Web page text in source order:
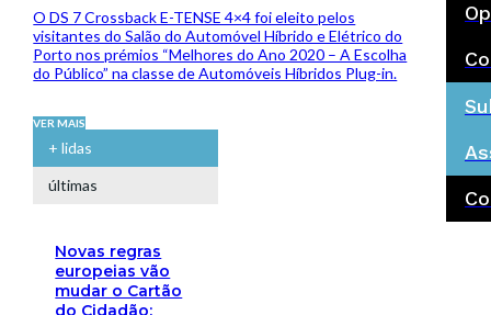
O DS 7 Crossback E-TENSE 4×4 foi eleito pelos
visitantes do Salão do Automóvel Híbrido e Elétrico do
Porto nos prémios “Melhores do Ano 2020 – A Escolha
do Público” na classe de Automóveis Híbridos Plug-in.
VER MAIS
+ lidas
últimas
Novas regras
europeias vão
mudar o Cartão
do Cidadão: